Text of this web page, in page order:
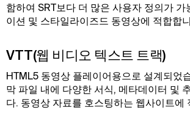
함하여 SRT보다 더 많은 사용자 정의가 가
이션 및 스타일라이즈드 동영상에 적합합
VTT(웹 비디오 텍스트 트랙)
HTML5 동영상 플레이어용으로 설계되었
막 파일 내에 다양한 서식, 메타데이터 및
다. 동영상 자료를 호스팅하는 웹사이트에